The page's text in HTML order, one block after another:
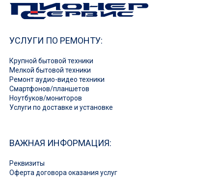
УСЛУГИ ПО РЕМОНТУ:
Крупной бытовой техники
Мелкой бытовой техники
Ремонт аудио-видео техники
Смартфонов/планшетов
Ноутбуков/мониторов
Услуги по доставке и установке
ВАЖНАЯ ИНФОРМАЦИЯ:
Реквизиты
Оферта договора оказания услуг